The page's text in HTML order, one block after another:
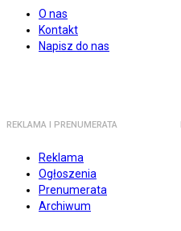
O nas
Kontakt
Napisz do nas
REKLAMA I PRENUMERATA
Reklama
Ogłoszenia
Prenumerata
Archiwum